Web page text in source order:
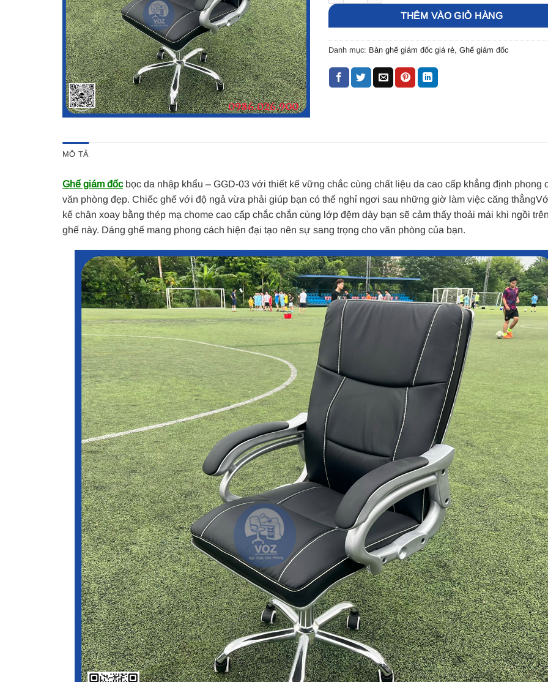
THÊM VÀO GIỎ HÀNG
Danh mục: Bàn ghế giám đốc giá rẻ, Ghế giám đốc
MÔ TẢ
Ghế giám đốcbọc da nhập khẩu – GGD-03 với thiết kế vững chắc cùng chất liệu da cao cấp khẳng định phong
văn phòng đẹp. Chiếc ghế với độ ngả vừa phải giúp bạn có thể nghỉ ngơi sau những giờ làm việc căng
kế chân xoay bằng thép mạ chome cao cấp chắc chắn cùng lớp đệm dày bạn sẽ cảm thấy thoải mái khi ngồi
ghế này. Dáng ghế mang phong cách hiện đại tạo nên sự sang trọng cho văn phòng của bạn.